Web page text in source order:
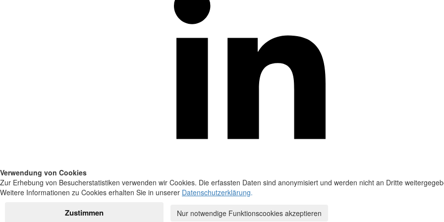
Verwendung von Cookies
Zur Erhebung von Besucherstatistiken verwenden wir Cookies. Die erfassten Daten sind anonymisiert und werden nicht an Dritte
Weitere Informationen zu Cookies erhalten Sie in unserer Datenschutzerklärung.
Zustimmen Nur notwendige Funktionscookies akzeptieren